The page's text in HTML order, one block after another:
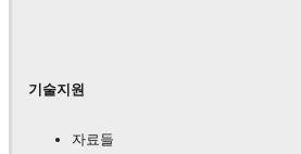
기술지원
자료들